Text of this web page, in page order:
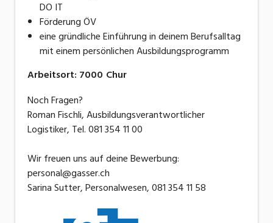
DO IT
Förderung ÖV
eine gründliche Einführung in deinem Berufsalltag
mit einem persönlichen Ausbildungsprogramm
Arbeitsort: 7000 Chur
Noch Fragen?
Roman Fischli, Ausbildungsverantwortlicher
Logistiker, Tel. 081 354 11 00
Wir freuen uns auf deine Bewerbung:
personal@gasser.ch
Sarina Sutter, Personalwesen, 081 354 11 58